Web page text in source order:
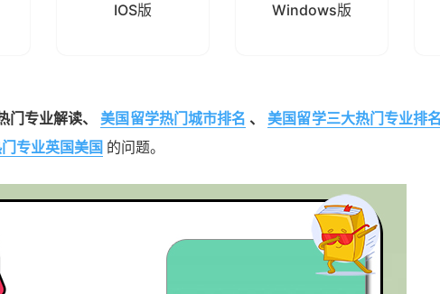
IOS版 Windows版
门专业解读、 美国留学热门城市排名 、 美国留学三大热门专业排名
专业英国美国 的问题。